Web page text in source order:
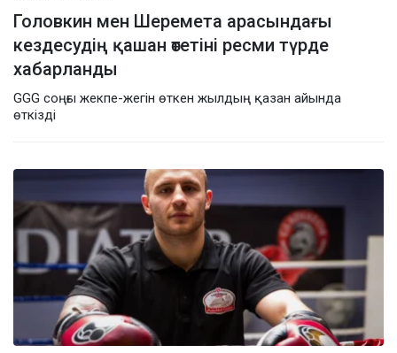
Головкин мен Шеремета арасындағы
кездесудің қашан өтетіні ресми түрде
хабарланды
GGG соңғы жекпе-жегін өткен жылдың қазан айында
өткізді